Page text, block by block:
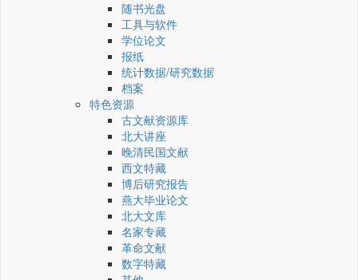
随书光盘
工具与软件
学位论文
报纸
统计数据/研究数据
档案
特色资源
古文献资源库
北大讲座
晚清民国文献
西文特藏
博后研究报告
燕大毕业论文
北大文库
名家专藏
革命文献
数字特藏